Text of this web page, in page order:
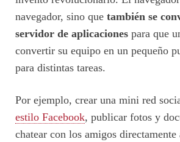
navegador, sino que también se
servidor de aplicaciones para que
convertir su equipo en un pequeño
para distintas tareas.
Por ejemplo, crear una mini red
estilo Facebook, publicar fotos y
chatear con los amigos directamente